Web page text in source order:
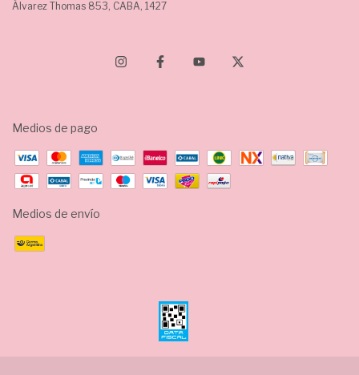
Álvarez Thomas 853, CABA, 1427
Medios de pago
Medios de envío